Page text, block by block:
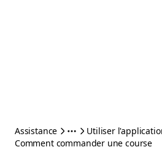
Assistance
Utiliser
Comment commander une course